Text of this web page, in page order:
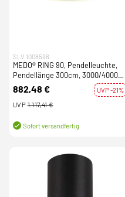
SLV 1008596
MEDO® RING 90, Pendelleuchte,
Pendellänge 300cm, 3000/4000K,
110°, PHASE, weiß
882,48 €
UVP -21%
UVP 1.117,41 €
Sofort versandfertig